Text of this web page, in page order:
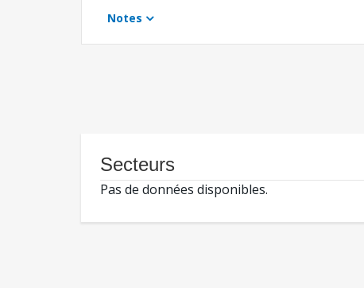
Notes
Secteurs
Pas de données disponibles.